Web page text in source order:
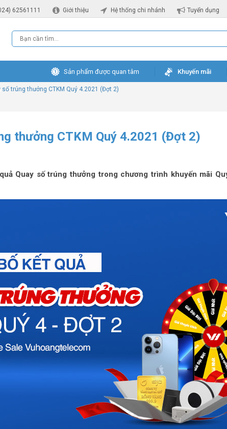
62561111 Giới thiệu Hệ thống chi nhánh Tuyển dụng
Sản phẩm được quan tâm Khuyến mãi
số trúng thưởng CTKM Quý 4.2021 (Đợt 2)
thưởng CTKM Quý 4.2021 (Đợt 2)
Quay số trúng thưởng trong chương trình khuyến mãi